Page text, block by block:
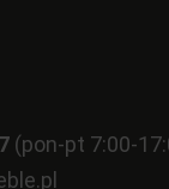
(pon-pt 7:00-